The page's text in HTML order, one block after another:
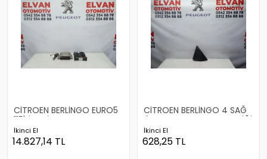
CİTROEN BERLİNGO EURO5
115'LİK BSİ TAKIMI
İkinci El
14.827,14 TL
CİTROEN BERLİNGO 4 SAĞ
ÖN KLELEBEK CAMI PLASTİĞİ
İkinci El
628,25 TL